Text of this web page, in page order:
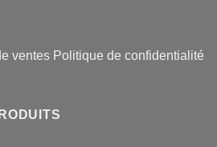
ventes Politique de confidentialité